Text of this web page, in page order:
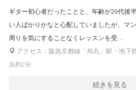
ギター初心者だったことと、年齢が20代後
い人ばかりかなと心配していましたが、マ
周りを気にすることなくレッスンを受…
アクセス：阪急京都線「烏丸」駅・地下
歩約2分
続きを見る